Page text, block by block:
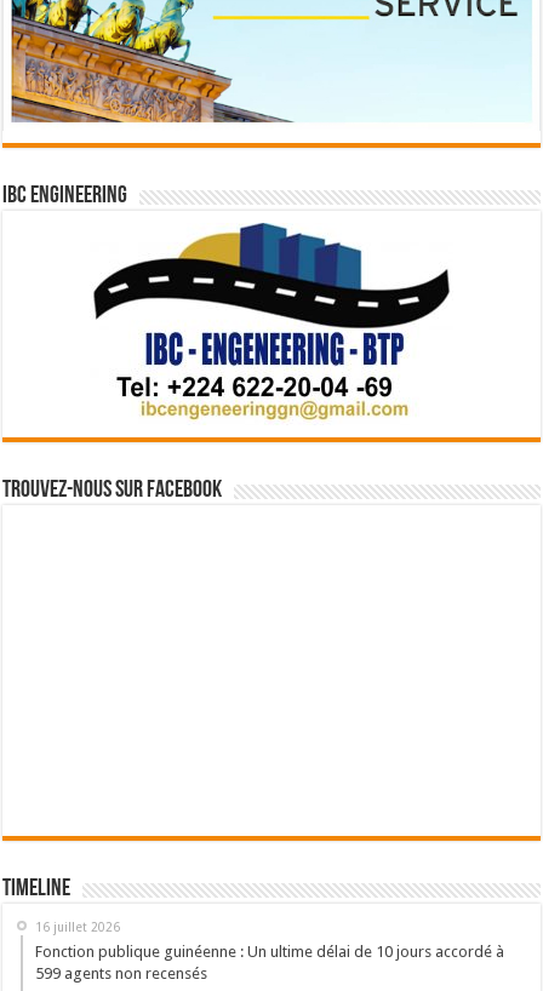
IBC Engineering
Trouvez-nous sur Facebook
Timeline
16 juillet 2026
Fonction publique guinéenne : Un ultime délai de 10 jours accordé à
599 agents non recensés